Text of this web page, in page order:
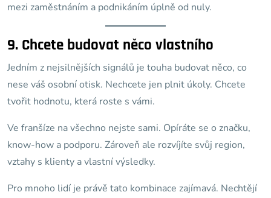
mezi zaměstnáním a podnikáním úplně od nuly.
9. Chcete budovat něco vlastního
Jedním z nejsilnějších signálů je touha budovat něco, co
nese váš osobní otisk. Nechcete jen plnit úkoly. Chcete
tvořit hodnotu, která roste s vámi.
Ve franšíze na všechno nejste sami. Opíráte se o značku,
know-how a podporu. Zároveň ale rozvíjíte svůj region,
vztahy s klienty a vlastní výsledky.
Pro mnoho lidí je právě tato kombinace zajímavá. Nechtějí